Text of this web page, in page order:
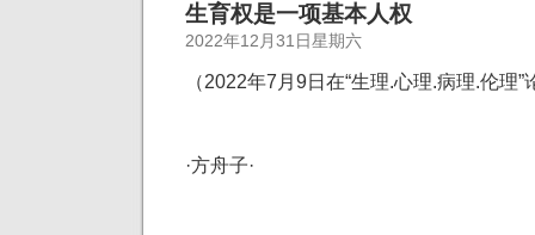
生育权是一项基本人权
2022年12月31日星期六
（2022年7月9日在“生理.心理.病理.伦理
·方舟子·